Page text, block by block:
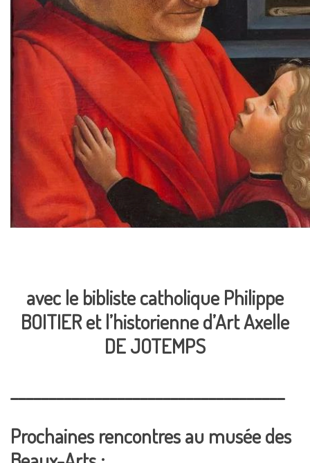
avec le bibliste catholique Philippe
BOITIERet l’historienned’ArtAxelle
DE JOTEMPS
Prochaines rencontres au musée des